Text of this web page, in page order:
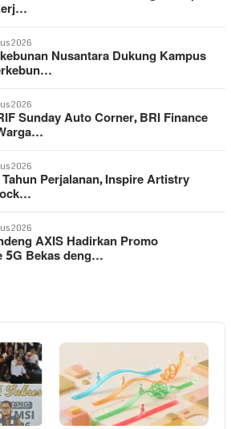
2026
Nusantara Dukung Kampus
2026
Sunday Auto Corner, BRI Finance
2026
Perjalanan, Inspire Artistry
2026
AXIS Hadirkan Promo
5G Bekas deng…